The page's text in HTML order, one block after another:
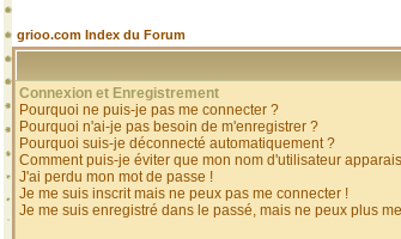
grioo.com Index du Forum
Connexion et Enregistrement
Pourquoi ne puis-je pas me connecter ?
Pourquoi n'ai-je pas besoin de m'enregistrer ?
Pourquoi suis-je déconnecté automatiquement ?
Comment puis-je éviter que mon nom d'utilisateur
J'ai perdu mon mot de passe !
Je me suis inscrit mais ne peux pas me connecter !
Je me suis enregistré dans le passé, mais ne peux plus